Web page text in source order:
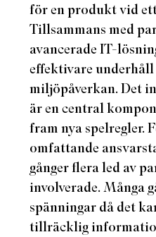
för en produkt vid
Tillsammans med
avancerade IT-
effektivare
miljöpåverkan. Det
är en central
fram nya spelregler.
omfattande
gånger flera led av
involverade. Många
spänningar då det
tillräcklig